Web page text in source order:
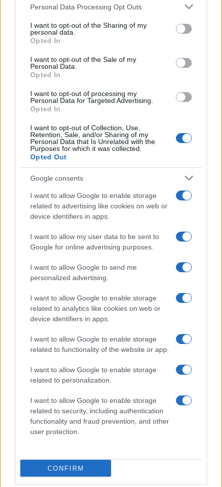
Please note that this website/app uses one or more Google
not limited to your visit or usage behaviour. You may click to
grant or deny consent to Google and its third-party tags to
use your data for below specified purposes in below Google
consent section.
Personal Data Processing Opt Outs
I want to opt-out of the Sharing of my
personal data.
Opted In
I want to opt-out of the Sale of my
Personal Data.
Opted In
I want to opt-out of processing my
Personal Data for Targeted Advertising.
Opted In
I want to opt-out of Collection, Use,
Retention, Sale, and/or Sharing of my
Personal Data that Is Unrelated with the
Purposes for which it was collected.
Opted Out
Google consents
I want to allow Google to enable storage
related to advertising like cookies on web or
device identifiers in apps.
I want to allow my user data to be sent to
Google for online advertising purposes.
I want to allow Google to send me
personalized advertising.
I want to allow Google to enable storage
related to analytics like cookies on web or
device identifiers in apps.
I want to allow Google to enable storage
related to functionality of the website or app.
I want to allow Google to enable storage
related to personalization.
I want to allow Google to enable storage
related to security, including authentication
functionality and fraud prevention, and other
user protection.
CONFIRM
durante la serie Los 100
GENTE
Ludovico Aldasio, la estrella italiana de
Instagram llamada «The Good Morning
Ludovico Aldasio, así es el influencer italiano que…
sociales: guía para figuras públicas
Un sistema robusto de monitoreo y respuesta puede…